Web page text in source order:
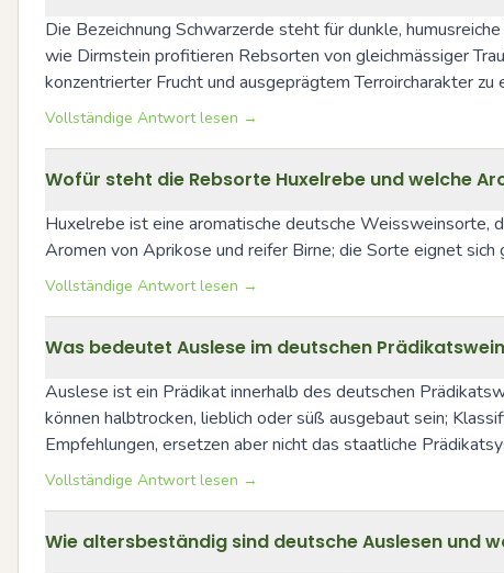
Die Bezeichnung Schwarzerde steht für dunkle,
wie Dirmstein profitieren Rebsorten von gleichmässiger
konzentrierter Frucht und ausgeprägtem Terroircharakter zu
Vollständige Antwort lesen →
Wofür steht die Rebsorte Huxelrebe und welche
Huxelrebe ist eine aromatische deutsche Weissweinsorte,
Aromen von Aprikose und reifer Birne; die Sorte eignet
Vollständige Antwort lesen →
Was bedeutet Auslese im deutschen
Auslese ist ein Prädikat innerhalb des deutschen
können halbtrocken, lieblich oder süß ausgebaut sein;
Empfehlungen, ersetzen aber nicht das staatliche
Vollständige Antwort lesen →
Wie altersbeständig sind deutsche Auslesen und